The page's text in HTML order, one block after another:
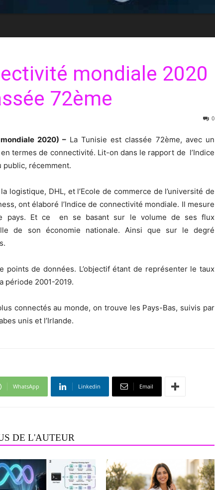
mondiale 2020
72ème
0
2020) – La Tunisie est classée 72ème, avec un
termes de connectivité. Lit-on dans le rapport de l’Indice
public, récemment.
logistique, DHL, et l’Ecole de commerce de l’université de
ont élaboré l’Indice de connectivité mondiale. Il mesure
pays. Et ce en se basant sur le volume de ses flux
de son économie nationale. Ainsi que sur le degré
points de données. L’objectif étant de représenter le taux
période 2001-2019.
connectés au monde, on trouve les Pays-Bas, suivis par
unis et l’Irlande.
WhatsApp Linkedin Email
DE L'AUTEUR